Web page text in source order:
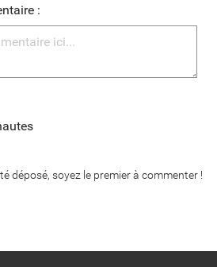
:
déposé, soyez le premier à commenter !